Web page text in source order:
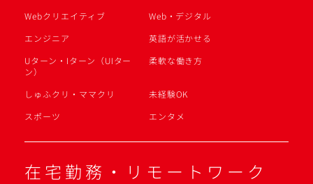
Webクリエイティブ
Web・デジタル
エンジニア
英語が活かせる
Uターン・Iターン（UIター
ン）
柔軟な働き方
しゅふクリ・ママクリ
未経験OK
スポーツ
エンタメ
在宅勤務・リモートワーク